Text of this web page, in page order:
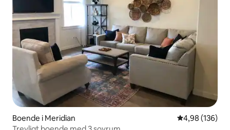
Boende i Meridian 4,98 av 5 i
4,98 (136)